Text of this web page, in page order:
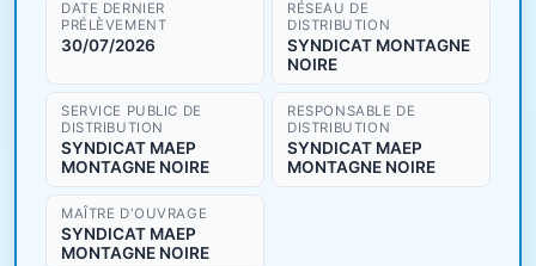
DATE DERNIER
PRÉLÈVEMENT
30/07/2026
RÉSEAU DE
DISTRIBUTION
SYNDICAT MONTAGNE
NOIRE
SERVICE PUBLIC DE
DISTRIBUTION
SYNDICAT MAEP
MONTAGNE NOIRE
RESPONSABLE DE
DISTRIBUTION
SYNDICAT MAEP
MONTAGNE NOIRE
MAÎTRE D'OUVRAGE
SYNDICAT MAEP
MONTAGNE NOIRE